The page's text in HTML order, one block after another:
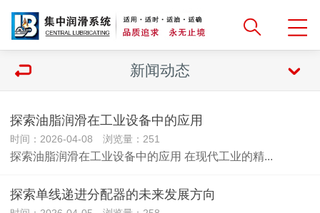
新闻动态
探索油脂润滑在工业设备中的应用
时间：2026-04-08 浏览量：251
探索油脂润滑在工业设备中的应用 在现代工业的精...
探索单线递进分配器的未来发展方向